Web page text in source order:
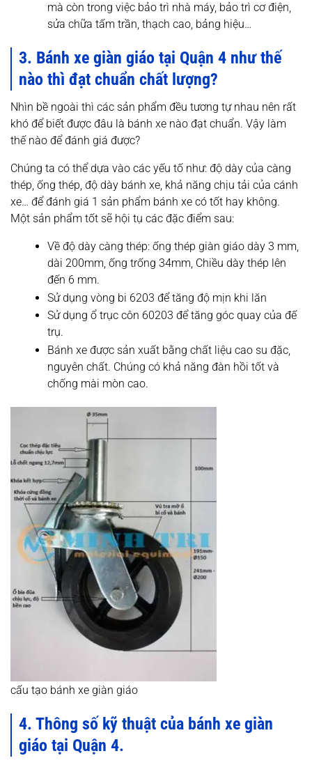
mà còn trong việc bảo trì nhà máy, bảo trì cơ điện,
sửa chữa tấm trần, thạch cao, bảng hiệu…
3. Bánh xe giàn giáo tại Quận 4 như thế
nào thì đạt chuẩn chất lượng?
Nhìn bề ngoài thì các sản phẩm đều tương tự nhau nên rất
khó để biết được đâu là bánh xe nào đạt chuẩn. Vậy làm
thế nào để đánh giá được?
Chúng ta có thể dựa vào các yếu tố như: độ dày của càng
thép, ống thép, độ dày bánh xe, khả năng chịu tải của cánh
xe… để đánh giá 1 sản phẩm bánh xe có tốt hay không.
Một sản phẩm tốt sẽ hội tụ các đặc điểm sau:
Về độ dày càng thép: ống thép giàn giáo dày 3 mm,
dài 200mm, ống trống 34mm, Chiều dày thép lên
đến 6 mm.
Sử dụng vòng bi 6203 để tăng độ mịn khi lăn
Sử dụng ổ trục côn 60203 để tăng góc quay của đế
trụ.
Bánh xe được sản xuất bằng chất liệu cao su đặc,
nguyên chất. Chúng có khả năng đàn hồi tốt và
chống mài mòn cao.
cấu tạo bánh xe giàn giáo
4. Thông số kỹ thuật của bánh xe giàn
giáo tại Quận 4.